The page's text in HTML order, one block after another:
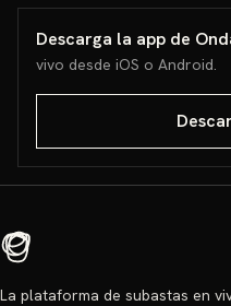
Descarga la app de
vivo desde iOS o Android.
La plataforma de subastas en